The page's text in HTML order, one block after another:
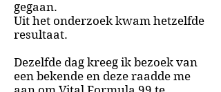
gegaan.
Uit het onderzoek kwam hetzelfde
resultaat.
Dezelfde dag kreeg ik bezoek van
een bekende en deze raadde me